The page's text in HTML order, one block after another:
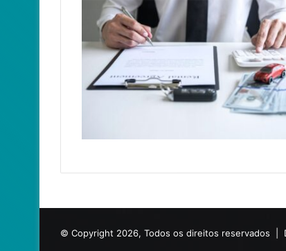
© Copyright 2026, Todos os direitos reservados |